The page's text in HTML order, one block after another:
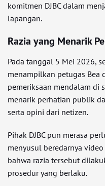
komitmen DJBC dalam
lapangan.
Razia yang Menarik
Pada tanggal 5 Mei 2026,
menampilkan petugas Bea
pemeriksaan mendalam di
menarik perhatian publik
serta opini dari netizen.
Pihak DJBC pun merasa
menyusul beredarnya
bahwa razia tersebut
prosedur yang berlaku.